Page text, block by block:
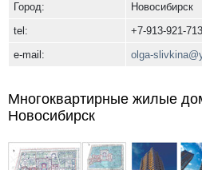
Город:
Новосибирск
tel:
+7-913-921-
e-mail:
olga-
Многоквартирные жилые
Новосибирск